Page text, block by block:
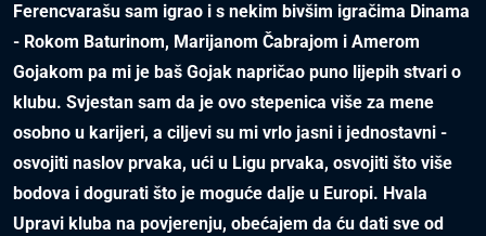
Ferencvarašu sam igrao i s nekim bivšim igračima Dinama
- Rokom Baturinom, Marijanom Čabrajom i Amerom
Gojakom pa mi je baš Gojak napričao puno lijepih stvari o
klubu. Svjestan sam da je ovo stepenica više za mene
osobno u karijeri, a ciljevi su mi vrlo jasni i jednostavni -
osvojiti naslov prvaka, ući u Ligu prvaka, osvojiti što više
bodova i dogurati što je moguće dalje u Europi. Hvala
Upravi kluba na povjerenju, obećajem da ću dati sve od